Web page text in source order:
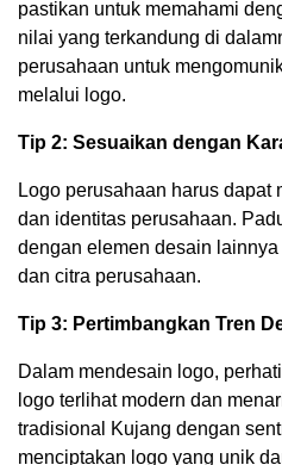
pastikan untuk memahami
nilai yang terkandung di
perusahaan untuk
melalui logo.
Tip 2: Sesuaikan dengan
Logo perusahaan harus dapat
dan identitas perusahaan.
dengan elemen desain
dan citra perusahaan.
Tip 3: Pertimbangkan Tren
Dalam mendesain logo,
logo terlihat modern dan
tradisional Kujang dengan
menciptakan logo yang unik